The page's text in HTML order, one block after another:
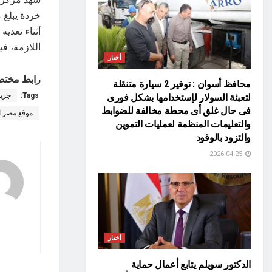
أثناء
رابط
Tags:
موقع مصر
أخبار
محافظ أسوان : توفير 2 سيارة متنقلة
لتعبئة السولار لإستخدامها بشكل فورى
فى حال غلق أى محطة مخالفة للضوابط
والتعليمات المنظمة لعمليات التموين
والتزود بالوقود
أخبار
الدكتور سويلم يتابع أعمال حماية